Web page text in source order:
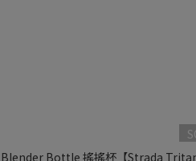
Blender Bottle 搖搖杯【Strada